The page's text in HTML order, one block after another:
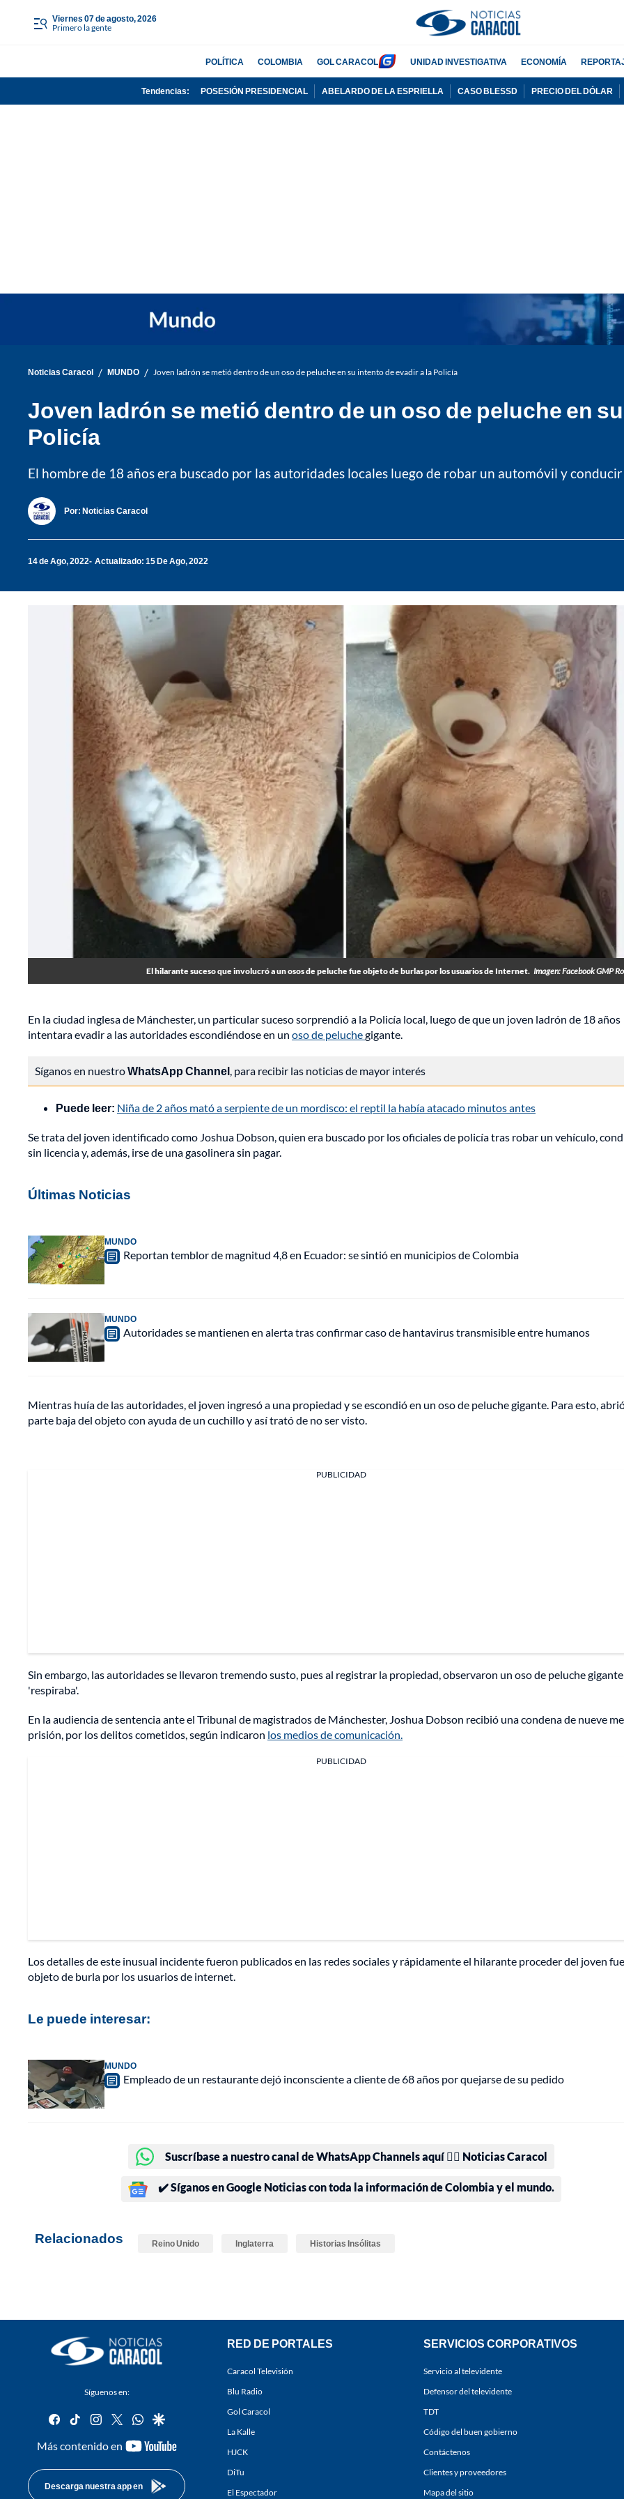
viernes 07 de agosto, 2026
Primero la gente
POLÍTICA COLOMBIA GOL CARACOL UNIDAD INVESTIGATIVA ECONOMÍA
Tendencias: POSESIÓN PRESIDENCIAL ABELARDO DE LA ESPRIELLA CASO BLESSD PRECIO DEL DÓLAR
Noticias Caracol / MUNDO / Joven ladrón se metió dentro de un oso de peluche en su intento de evadir a la Policía
Joven ladrón se metió dentro de un oso de peluche en
Policía
El hombre de 18 años era buscado por las autoridades locales luego de robar un automóvil y
Por: Noticias Caracol
14 de Ago, 2022 Actualizado: 15 De Ago, 2022
El hilarante suceso que involucró a un osos de peluche fue objeto de burlas por los usuarios de Internet. Imagen: Facebook GMP
En la ciudad inglesa de Mánchester, un particular suceso sorprendió a la Policía local, luego de que un joven ladrón de 18 años
intentara evadir a las autoridades escondiéndose en un oso de peluchegigante.
Síganos en nuestroWhatsApp Channel, para recibir las noticias de mayor interés
Puede leer: Niña de 2 años mató a serpiente de un mordisco: el reptil la había atacado minutos antes
Se trata del joven identificado como Joshua Dobson, quien era buscado por los oficiales de policía tras robar un vehículo,
sin licencia y, además, irse de una gasolinera sin pagar.
Últimas Noticias
MUNDO
Reportan temblor de magnitud 4,8 en Ecuador: se sintió en municipios de Colombia
MUNDO
Autoridades se mantienen en alerta tras confirmar caso de hantavirus transmisible entre humanos
Mientras huía de las autoridades, el joven ingresó a una propiedad y se escondió en un oso de peluche gigante. Para esto,
parte baja del objeto con ayuda de un cuchillo y así trató de no ser visto.
PUBLICIDAD
Sin embargo, las autoridades se llevaron tremendo susto, pues al registrar la propiedad, observaron un oso de peluche
'respiraba'.
En la audiencia de sentencia ante el Tribunal de magistrados de Mánchester, Joshua Dobson recibió una condena de nueve
prisión, por los delitos cometidos, según indicaron los medios de comunicación.
PUBLICIDAD
Los detalles de este inusual incidente fueron publicados en las redes sociales y rápidamente el hilarante proceder del joven fue
objeto de burla por los usuarios de internet.
Le puede interesar:
MUNDO
Empleado de un restaurante dejó inconsciente a cliente de 68 años por quejarse de su pedido
Suscríbase a nuestro canal de WhatsApp Channels aquí 👉🏻 Noticias Caracol
✔️ Síganos en Google Noticias con toda la información de Colombia y el mundo.
Relacionados Reino Unido Inglaterra Historias Insólitas
Síguenos en:
facebook
tiktok instagram
twitterwhatsapp
google
Más contenido en
youtube-
Descarga nuestra app en
RED DE PORTALES
Caracol Televisión
Blu Radio
Gol Caracol
La Kalle
HJCK
DiTu
El Espectador
SERVICIOS CORPORATIVOS
Servicio al televidente
Defensor del televidente
TDT
Código del buen gobierno
Contáctenos
Clientes y proveedores
Mapa del sitio